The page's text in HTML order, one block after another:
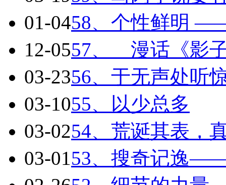
01-0458、个性鲜明
12-0557、 漫话《影
03-2356、于无声处
03-1055、以少总多
03-0254、荒诞其表，
03-0153、搜奇记逸